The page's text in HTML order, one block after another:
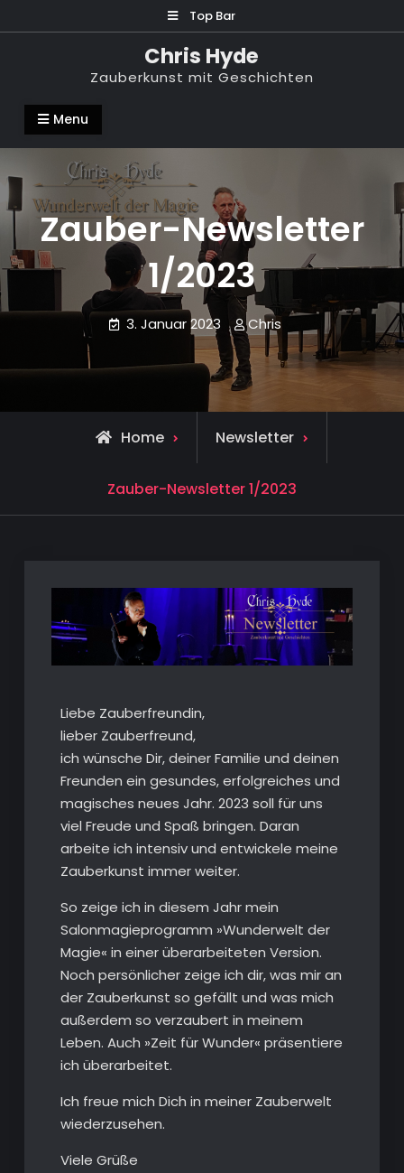
to
Top Bar
Chris Hyde
Zauberkunst mit Geschichten
Menu
Zauber-Newsletter
1/2023
3. Januar 2023 Chris
Home Newsletter
Zauber-Newsletter 1/2023
Liebe Zauberfreundin,
lieber Zauberfreund,
ich wünsche Dir, deiner Familie und deinen
Freunden ein gesundes, erfolgreiches und
magisches neues Jahr. 2023 soll für uns
viel Freude und Spaß bringen. Daran
arbeite ich intensiv und entwickele meine
Zauberkunst immer weiter.
So zeige ich in diesem Jahr mein
Salonmagieprogramm »Wunderwelt der
Magie« in einer überarbeiteten Version.
Noch persönlicher zeige ich dir, was mir an
der Zauberkunst so gefällt und was mich
außerdem so verzaubert in meinem
Leben. Auch »Zeit für Wunder« präsentiere
ich überarbeitet.
Ich freue mich Dich in meiner Zauberwelt
wiederzusehen.
Viele Grüße